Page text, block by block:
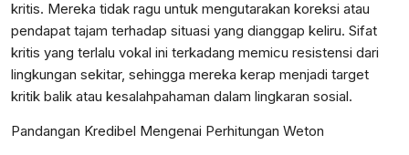
kritis. Mereka tidak ragu untuk mengutarakan koreksi atau
pendapat tajam terhadap situasi yang dianggap keliru. Sifat
kritis yang terlalu vokal ini terkadang memicu resistensi dari
lingkungan sekitar, sehingga mereka kerap menjadi target
kritik balik atau kesalahpahaman dalam lingkaran sosial.
Pandangan Kredibel Mengenai Perhitungan Weton